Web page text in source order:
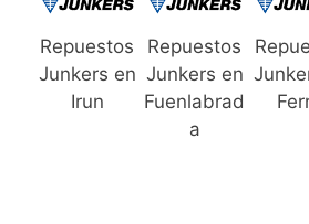
Repuestos
Junkers en
Irun
Repuestos
Junkers en
Fuenlabrad
a